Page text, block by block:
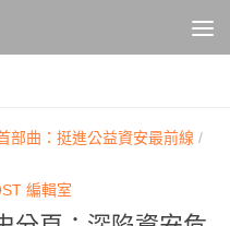
部曲：挺進公益資安最前線 /
編輯室